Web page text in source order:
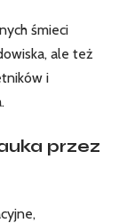
śmieci
ale też
i
przez